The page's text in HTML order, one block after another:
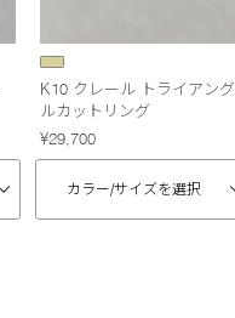
K10 クレール トライアング
ルカットリング
¥29,700
カラー/サイズを選択